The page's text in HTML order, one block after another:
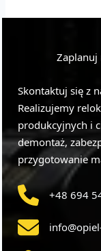
Zaplanuj
Skontaktuj się z
Realizujemy
produkcyjnych i
demontaż,
przygotowanie
+48 694